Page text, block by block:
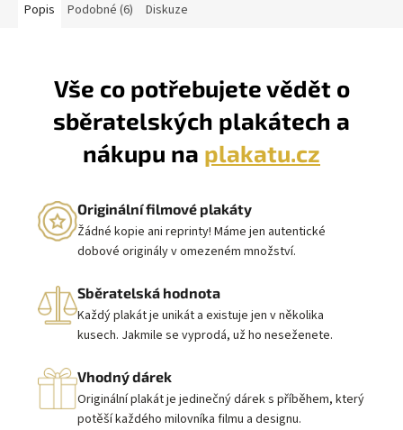
Popis Podobné (6) Diskuze
Vše co potřebujete vědět o
sběratelských plakátech a
nákupu na plakatu.cz
Originální filmové plakáty
Žádné kopie ani reprinty! Máme jen autentické
dobové originály v omezeném množství.
Sběratelská hodnota
Každý plakát je unikát a existuje jen v několika
kusech. Jakmile se vyprodá, už ho neseženete.
Vhodný dárek
Originální plakát je jedinečný dárek s příběhem, který
potěší každého milovníka filmu a designu.